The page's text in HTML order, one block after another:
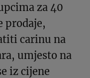
za 40
prodaje,
carinu na
umjesto na
iz cijene